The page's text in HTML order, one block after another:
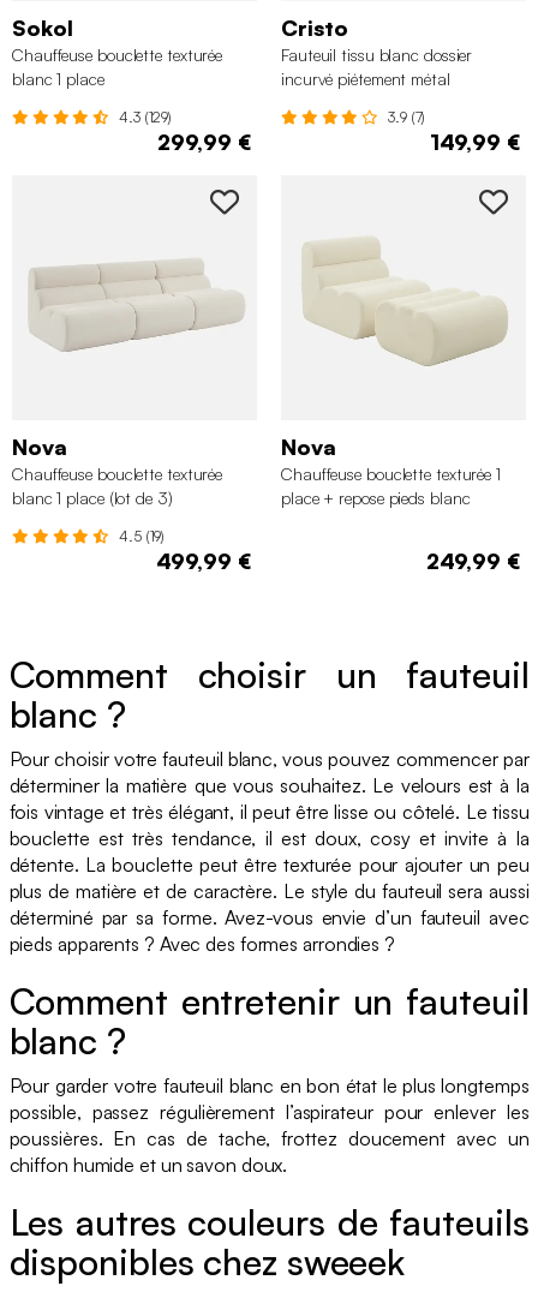
Sokol
Chauffeuse bouclette texturée
blanc 1 place
4.3 (129)
299,99 €
Cristo
Fauteuil tissu blanc dossier
incurvé piétement métal
3.9 (7)
149,99 €
Nova
Chauffeuse bouclette texturée
blanc 1 place (lot de 3)
4.5 (19)
499,99 €
Nova
Chauffeuse bouclette texturée 1
place + repose pieds blanc
249,99 €
Comment choisir un fauteuil
blanc ?
Pour choisir votre fauteuil blanc, vous pouvez commencer par
déterminer la matière que vous souhaitez. Le velours est à la
fois vintage et très élégant, il peut être lisse ou côtelé. Le tissu
bouclette est très tendance, il est doux, cosy et invite à la
détente. La bouclette peut être texturée pour ajouter un peu
plus de matière et de caractère. Le style du fauteuil sera aussi
déterminé par sa forme. Avez-vous envie d’un fauteuil avec
pieds apparents ? Avec des formes arrondies ?
Comment entretenir un fauteuil
blanc ?
Pour garder votre fauteuil blanc en bon état le plus longtemps
possible, passez régulièrement l’aspirateur pour enlever les
poussières. En cas de tache, frottez doucement avec un
chiffon humide et un savon doux.
Les autres couleurs de fauteuils
disponibles chez sweeek